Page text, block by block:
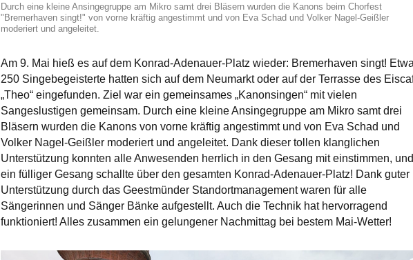
Durch eine kleine Ansingegruppe am Mikro samt drei Bläsern wurden die Kanons beim Chorfest
"Bremerhaven singt!" von vorne kräftig angestimmt und von Eva Schad und Volker Nagel-Geißler
moderiert und angeleitet.
Am 9. Mai hieß es auf dem Konrad-Adenauer-Platz wieder: Bremerhaven singt!
250 Singebegeisterte hatten sich auf dem Neumarkt oder auf der Terrasse des
„Theo“ eingefunden. Ziel war ein gemeinsames „Kanonsingen“ mit vielen
Sangeslustigen gemeinsam. Durch eine kleine Ansingegruppe am Mikro samt drei
Bläsern wurden die Kanons von vorne kräftig angestimmt und von Eva Schad und
Volker Nagel-Geißler moderiert und angeleitet. Dank dieser tollen klanglichen
Unterstützung konnten alle Anwesenden herrlich in den Gesang mit einstimmen, und
ein fülliger Gesang schallte über den gesamten Konrad-Adenauer-Platz! Dank guter
Unterstützung durch das Geestmünder Standortmanagement waren für alle
Sängerinnen und Sänger Bänke aufgestellt. Auch die Technik hat hervorragend
funktioniert! Alles zusammen ein gelungener Nachmittag bei bestem Mai-Wetter!